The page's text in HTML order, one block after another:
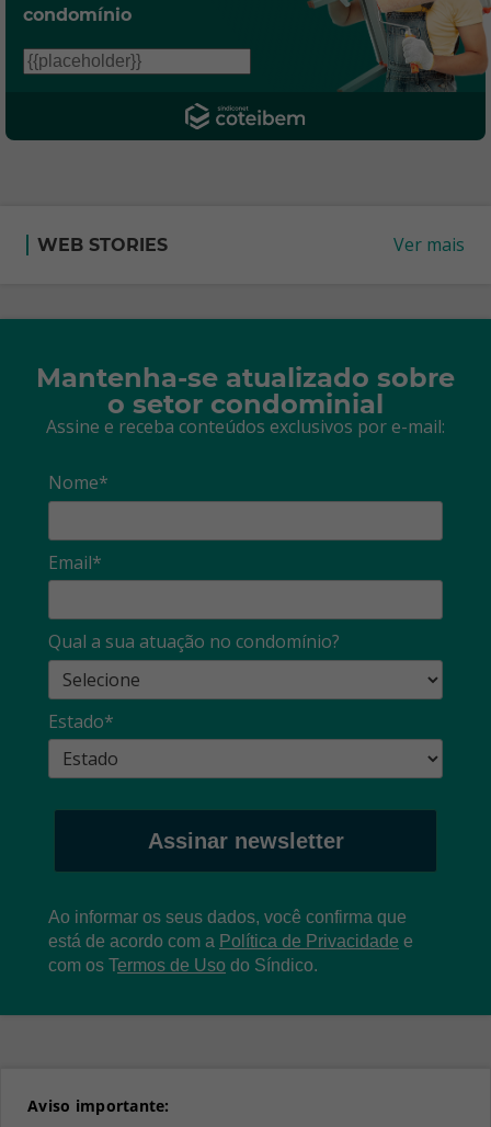
condomínio
WEB STORIES Ver mais
Mantenha-se atualizado sobre
o setor condominial
Assine e receba conteúdos exclusivos por e-mail:
Nome*
Email*
Qual a sua atuação no condomínio?
Estado*
Assinar newsletter
Ao informar os seus dados, você confirma que
está de acordo com a Política de Privacidade e
com os Termos de Uso do Síndico.
Aviso importante: